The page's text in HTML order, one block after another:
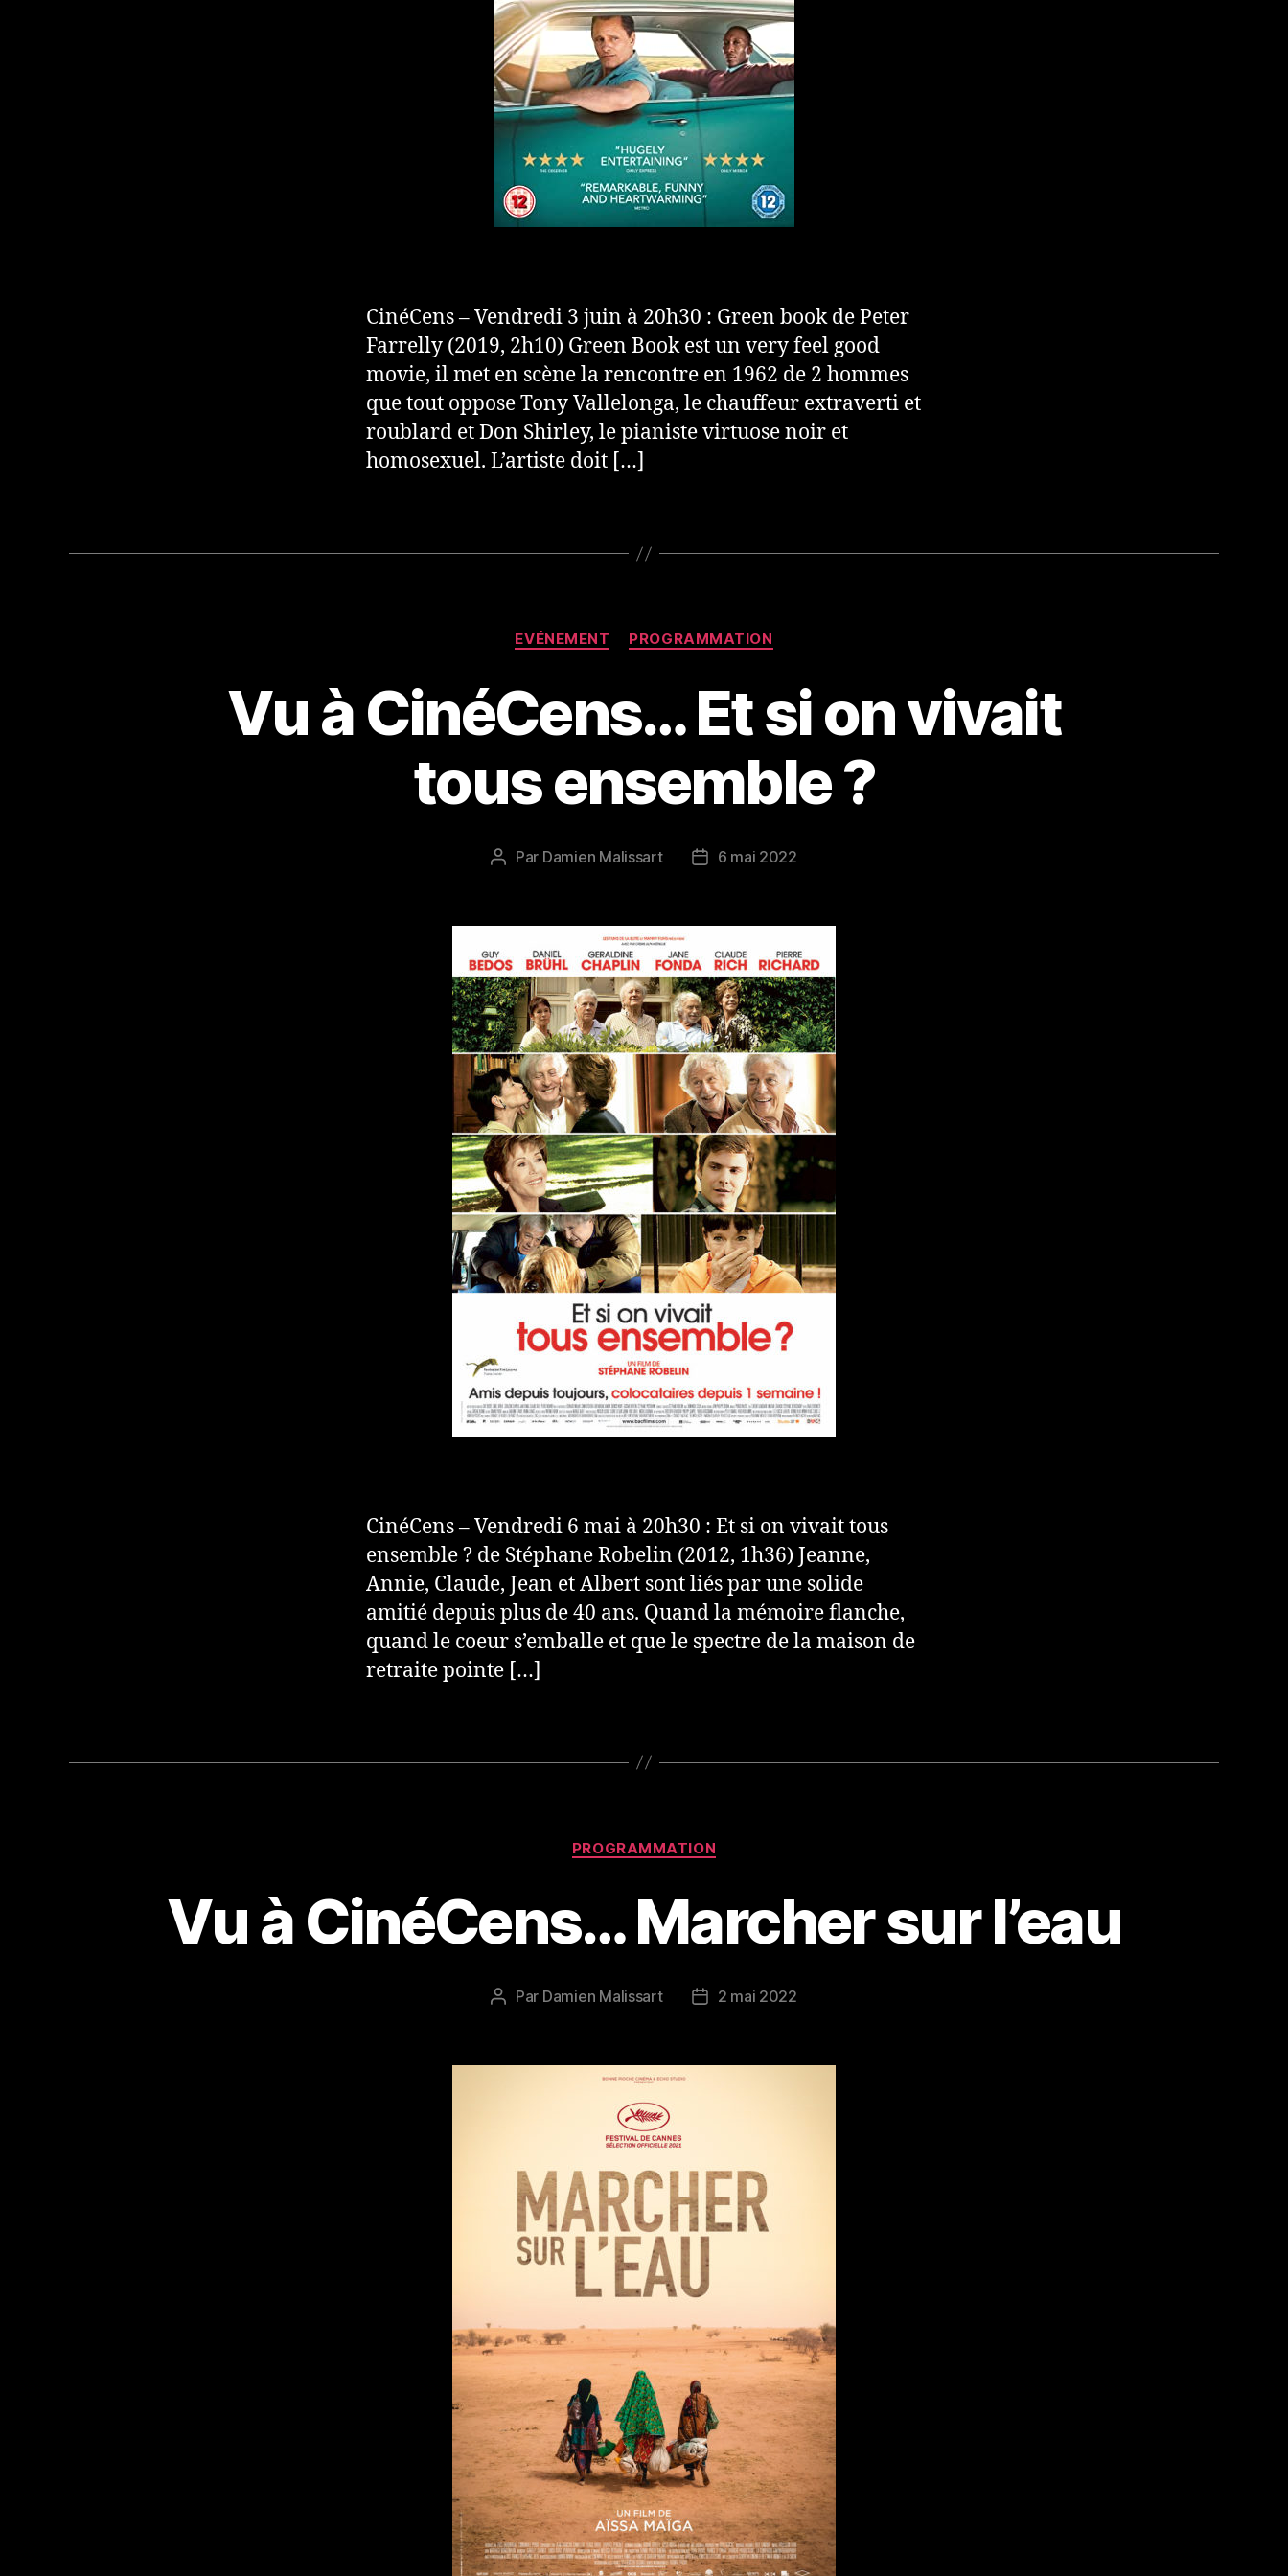
CinéCens – Vendredi 3 juin à 20h30 : Green book de Peter
Farrelly (2019, 2h10) Green Book est un very feel good
movie, il met en scène la rencontre en 1962 de 2 hommes
que tout oppose Tony Vallelonga, le chauffeur extraverti et
roublard et Don Shirley, le pianiste virtuose noir et
homosexuel. L’artiste doit […]
Catégories
EVÉNEMENT PROGRAMMATION
Vu à CinéCens… Et si on vivait
tous ensemble ?
Auteur
Par Damien Malissart
Date6 mai 2022
CinéCens – Vendredi 6 mai à 20h30 : Et si on vivait tous
ensemble ? de Stéphane Robelin (2012, 1h36) Jeanne,
Annie, Claude, Jean et Albert sont liés par une solide
amitié depuis plus de 40 ans. Quand la mémoire flanche,
quand le coeur s’emballe et que le spectre de la maison de
retraite pointe […]
Catégories
PROGRAMMATION
Vu à CinéCens… Marcher sur l’eau
Auteur
Par Damien Malissart
Date2 mai 2022